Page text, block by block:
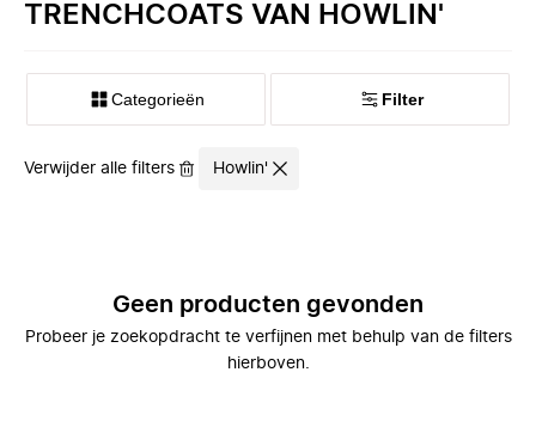
TRENCHCOATS VAN HOWLIN'
Categorieën Filter
Verwijder alle filters Howlin'
Geen producten gevonden
Probeer je zoekopdracht te verfijnen met behulp van de filters
hierboven.